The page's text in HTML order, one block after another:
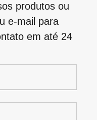
produtos ou
e-mail para
em até 24